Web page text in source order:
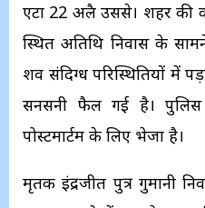
एटा 22 अप्रैल उप्रससे। शहर
स्थित अतिथि निवास के
शव संदिग्ध परिस्थितियों में
सनसनी फैल गई है।
पोस्टमार्टम के लिए भेजा है।
मृतक इंद्रजीत पुत्र गुमानी